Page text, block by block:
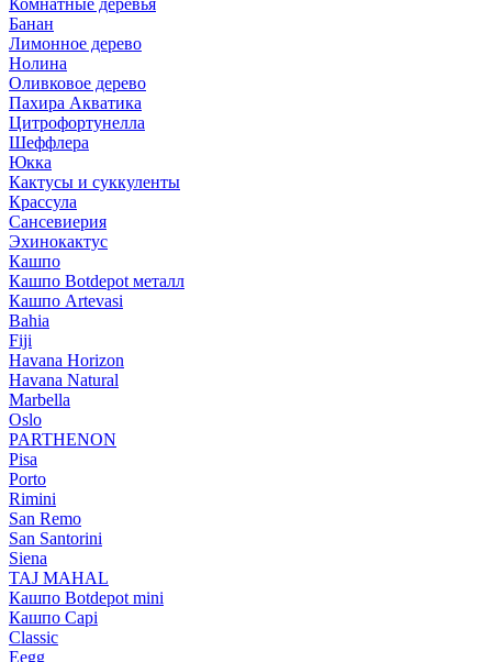
Банан
Лимонное дерево
Нолина
Оливковое дерево
Пахира Акватика
Цитрофортунелла
Шеффлера
Юкка
Кактусы и суккуленты
Крассула
Сансевиерия
Эхинокактус
Кашпо
Кашпо Botdepot металл
Кашпо Artevasi
Bahia
Fiji
Havana Horizon
Havana Natural
Marbella
Oslo
PARTHENON
Pisa
Porto
Rimini
San Remo
San Santorini
Siena
TAJ MAHAL
Кашпо Botdepot mini
Кашпо Capi
Classic
Eegg